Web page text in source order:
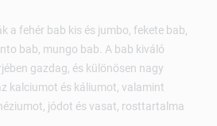
a fehér bab kis és jumbo, fekete bab,
bab, mungo bab. A bab kiváló
gazdag, és különösen nagy
kalciumot és káliumot, valamint
jódot és vasat, rosttartalma